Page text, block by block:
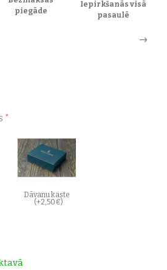
piegāde
Iepirkšanās visā
pasaulē
Dāvanu kaste
(+2,50€)